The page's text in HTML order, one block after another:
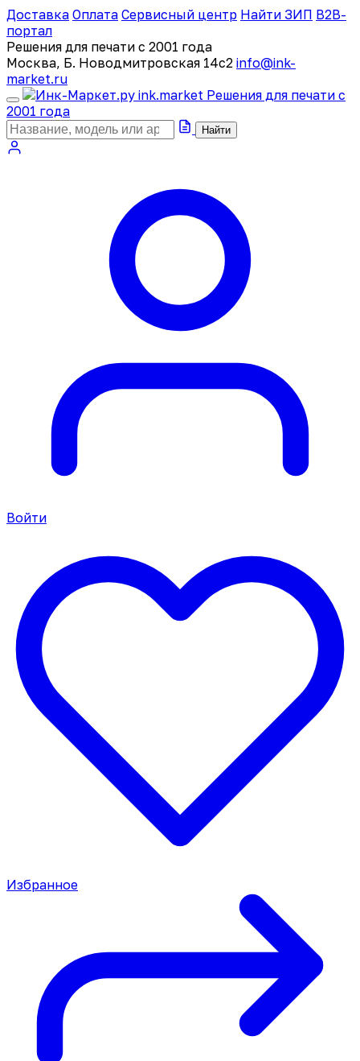
Доставка Оплата Сервисный центр Найти ЗИП B2B-
портал
Решения для печати с 2001 года
Москва, Б. Новодмитровская 14с2 info@ink-
market.ru
ink.market Решения для печати с
2001 года
Найти
Войти
Избранное